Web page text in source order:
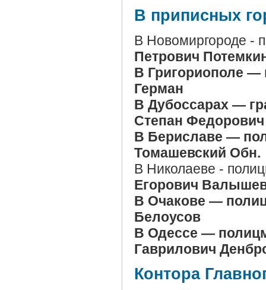
В приписных
В Новомиргороде -
Петрович
В Григориополе —
Герман
В Дубоссарах —
Степан Федорович
В Бериславе —
Томашевский Обн.
В Николаеве -
Егорович
В Очакове —
Белоусов
В Одессе —
Гаврилович
Контора